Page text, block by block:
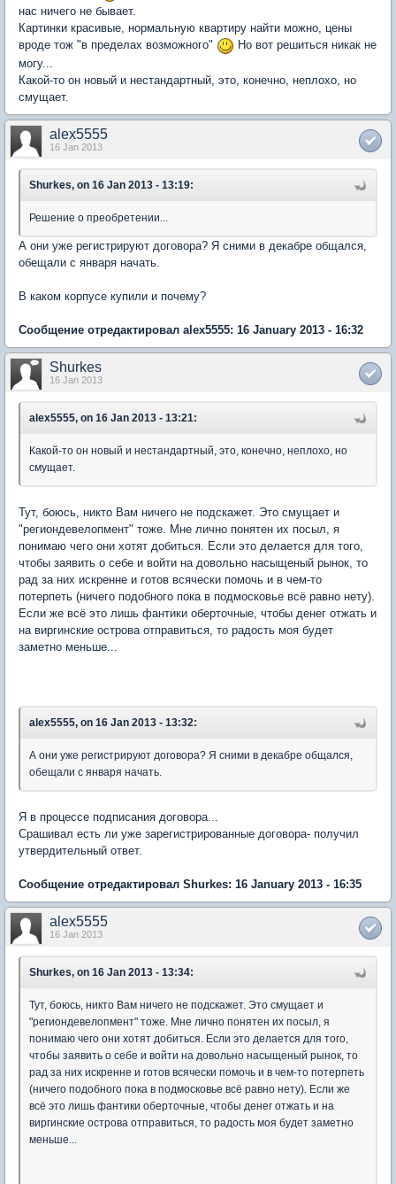
нас ничего не бывает.
Картинки красивые, нормальную квартиру найти можно, цены
вроде тож "в пределах возможного"
Но вот решиться никак не
могу...
Какой-то он новый и нестандартный, это, конечно, неплохо, но
смущает.
alex5555
16 Jan 2013
Shurkes, on 16 Jan 2013 - 13:19:
Решение о преобретении...
А они уже регистрируют договора? Я сними в декабре общался,
обещали с января начать.
В каком корпусе купили и почему?
Сообщение отредактировал alex5555: 16 January 2013 - 16:32
Shurkes
16 Jan 2013
alex5555, on 16 Jan 2013 - 13:21:
Какой-то он новый и нестандартный, это, конечно, неплохо, но
смущает.
Тут, боюсь, никто Вам ничего не подскажет. Это смущает и
"региондевелопмент" тоже. Мне лично понятен их посыл, я
понимаю чего они хотят добиться. Если это делается для того,
чтобы заявить о себе и войти на довольно насыщеный рынок, то
рад за них искренне и готов всячески помочь и в чем-то
потерпеть (ничего подобного пока в подмосковье всё равно нету).
Если же всё это лишь фантики оберточные, чтобы денег отжать и
на виргинские острова отправиться, то радость моя будет
заметно меньше...
alex5555, on 16 Jan 2013 - 13:32:
А они уже регистрируют договора? Я сними в декабре общался,
обещали с января начать.
Я в процессе подписания договора...
Срашивал есть ли уже зарегистрированные договора- получил
утвердительный ответ.
Сообщение отредактировал Shurkes: 16 January 2013 - 16:35
alex5555
16 Jan 2013
Shurkes, on 16 Jan 2013 - 13:34:
Тут, боюсь, никто Вам ничего не подскажет. Это смущает и
"региондевелопмент" тоже. Мне лично понятен их посыл, я
понимаю чего они хотят добиться. Если это делается для того,
чтобы заявить о себе и войти на довольно насыщеный рынок, то
рад за них искренне и готов всячески помочь и в чем-то потерпеть
(ничего подобного пока в подмосковье всё равно нету). Если же
всё это лишь фантики оберточные, чтобы денег отжать и на
виргинские острова отправиться, то радость моя будет заметно
меньше...